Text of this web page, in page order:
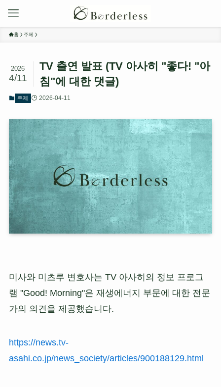
홈 주제
TV 출연 발표 (TV 아사히 "좋다! "아
침"에 대한 댓글)
2026
4/11
주제 2026-04-11
미사와 미츠루 변호사는 TV 아사히의 정보 프로그
램 "Good! Morning"은 재생에너지 부문에 대한 전문
가의 의견을 제공했습니다.
https://news.tv-
asahi.co.jp/news_society/articles/900188129.html